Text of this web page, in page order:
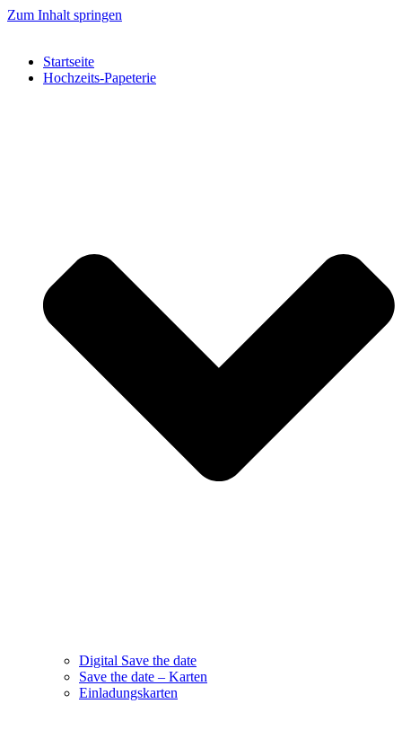
Zum Inhalt springen
Startseite
Hochzeits-Papeterie
Digital Save the date
Save the date – Karten
Einladungskarten